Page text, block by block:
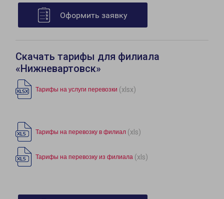
Оформить заявку
Скачать тарифы для филиала
«Нижневартовск»
Тарифы на услуги перевозки (xlsx)
Тарифы на перевозку в филиал (xls)
Тарифы на перевозку из филиала (xls)